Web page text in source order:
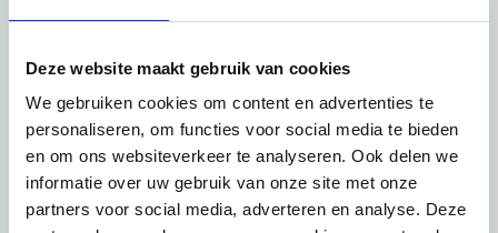
Deze website maakt gebruik van cookies
We gebruiken cookies om content en advertenties te
personaliseren, om functies voor social media te bieden
en om ons websiteverkeer te analyseren. Ook delen we
informatie over uw gebruik van onze site met onze
partners voor social media, adverteren en analyse. Deze
Tip 1:
Schrijf een duidelijke introductie en geef de volgende
informatie mee:
Ben je student, werkachtig of werkzoekend